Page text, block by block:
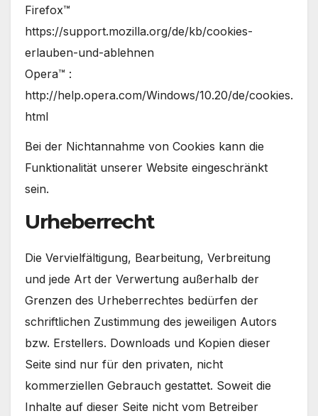
Firefox™
https://support.mozilla.org/de/kb/cookies-
erlauben-und-ablehnen
Opera™ :
http://help.opera.com/Windows/10.20/de/cookies.
html
Bei der Nichtannahme von Cookies kann die
Funktionalität unserer Website eingeschränkt
sein.
Urheberrecht
Die Vervielfältigung, Bearbeitung, Verbreitung
und jede Art der Verwertung außerhalb der
Grenzen des Urheberrechtes bedürfen der
schriftlichen Zustimmung des jeweiligen Autors
bzw. Erstellers. Downloads und Kopien dieser
Seite sind nur für den privaten, nicht
kommerziellen Gebrauch gestattet. Soweit die
Inhalte auf dieser Seite nicht vom Betreiber